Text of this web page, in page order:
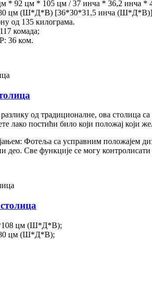
* 92 цм * 105 цм / 37 инча * 36,2 инча *
цм (Ш*Д*В) [36*30*31,5 инча
од 135 килограма.
комада;
36 ком.
од традиционалне, ова столица
лако постићи било који положај који
Фотеља са усправним положајем
део. Све функције се могу
цм (Ш*Д*В);
цм (Ш*Д*В);